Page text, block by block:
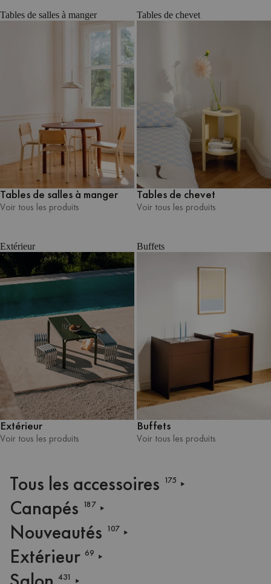
Tables de salles à manger
Tables de salles à manger
Voir tous les produits
Tables de chevet
Tables de chevet
Voir tous les produits
Extérieur
Extérieur
Voir tous les produits
Buffets
Buffets
Voir tous les produits
Tous les accessoires 175
Canapés 187
Nouveautés 107
Extérieur 69
431